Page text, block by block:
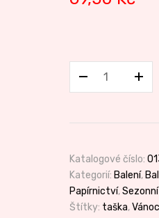
Katalogové číslo:
Kategorií: Balení,
Papírnictví,
Štítky: taška,